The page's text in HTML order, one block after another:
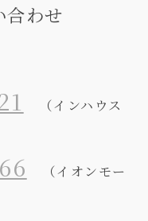
合わせ
（インハウス
（イオンモー